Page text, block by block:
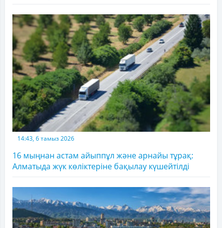
14:43, 6 тамыз 2026
16 мыңнан астам айыппұл және арнайы тұрақ:
Алматыда жүк көліктеріне бақылау күшейтілді